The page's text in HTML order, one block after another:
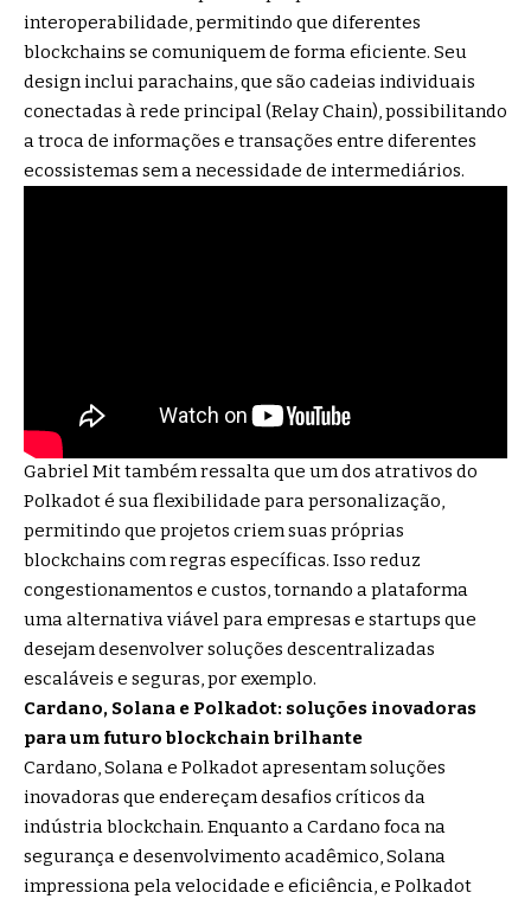
interoperabilidade, permitindo que diferentes
blockchains se comuniquem de forma eficiente. Seu
design inclui parachains, que são cadeias individuais
conectadas à rede principal (Relay Chain), possibilitando
a troca de informações e transações entre diferentes
ecossistemas sem a necessidade de intermediários.
Gabriel Mit também ressalta que um dos atrativos do
Polkadot é sua flexibilidade para personalização,
permitindo que projetos criem suas próprias
blockchains com regras específicas. Isso reduz
congestionamentos e custos, tornando a plataforma
uma alternativa viável para empresas e startups que
desejam desenvolver soluções descentralizadas
escaláveis e seguras, por exemplo.
Cardano, Solana e Polkadot: soluções inovadoras
para um futuro blockchain brilhante
Cardano, Solana e Polkadot apresentam soluções
inovadoras que endereçam desafios críticos da
indústria blockchain. Enquanto a Cardano foca na
segurança e desenvolvimento acadêmico, Solana
impressiona pela velocidade e eficiência, e Polkadot